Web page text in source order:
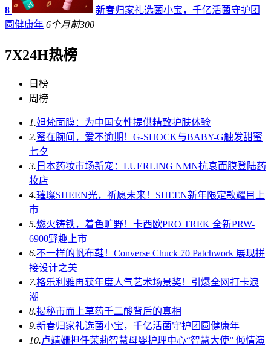
8
新春归家礼选菌小宝，千亿活菌守护团
圆健康年 6个月前300
7X24H热榜
日榜
周榜
1.妲梵面膜：为中国女性提供精致护肤体验
2.蜜在腕间，爱不逾期！G-SHOCK与BABY-G触发甜蜜
七夕
3. 日本药妆市场新宠：LUERLING NMN抗衰面膜登陆药
妆店
4.璀璨SHEEN光，祈愿未来！SHEEN新年限定款耀目上
市
5.燃火铸铁，着色旷野！卡西欧PRO TREK 全新PRW-
6900野趣上市
6.不一样的帆布鞋！Converse Chuck 70 Patchwork 展现拼
接设计之美
7.格乐利雅再获年度人气艺术场景奖！引爆全网打卡浪
潮
8.揭秘市面上草药壬二酸背后的真相
9.新春归家礼选菌小宝，千亿活菌守护团圆健康年
10.卢靖姗担任茉莉智慧母婴护理中心“智慧大使” 倾情演